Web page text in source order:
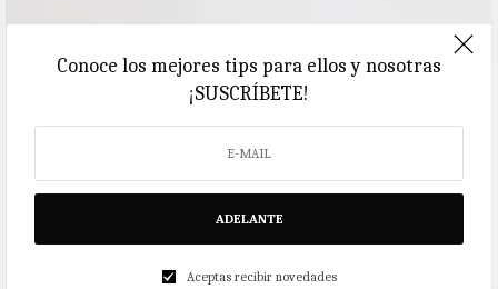
Conoce los mejores tips para ellos y nosotras
¡SUSCRÍBETE!
ADELANTE
Aceptas recibir novedades